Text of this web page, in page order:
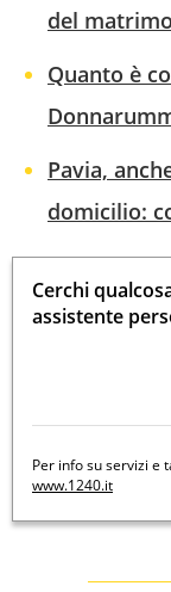
del
Quanto è
Pavia,
domicilio:
Cerchi
assistente
Per info su servizi e
www.1240.it